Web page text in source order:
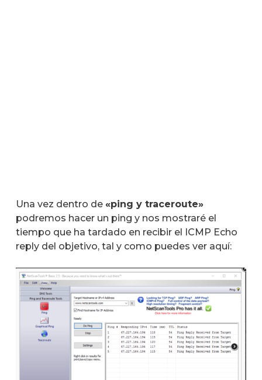
Una vez dentro de «ping y traceroute»
podremos hacer un ping y nos mostraré el
tiempo que ha tardado en recibir el ICMP Echo
reply del objetivo, tal y como puedes ver aquí: